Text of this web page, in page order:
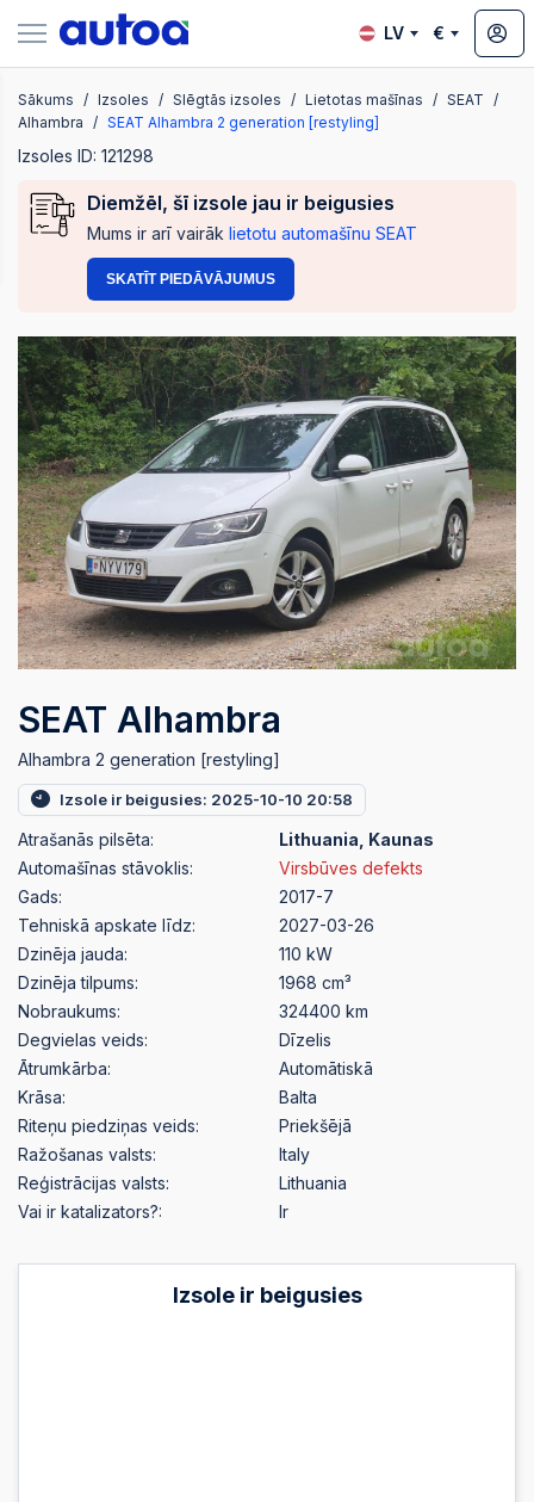
LV €
Sākums Izsoles Slēgtās izsoles Lietotas mašīnas
SEAT
Alhambra
SEAT Alhambra 2 generation [restyling]
Izsoles ID: 121298
Diemžēl, šī izsole jau ir beigusies
Mums ir arī vairāk lietotu automašīnu SEAT
SKATĪT PIEDĀVĀJUMUS
SEAT Alhambra
Alhambra 2 generation [restyling]
Izsole ir beigusies: 2025-10-10 20:58
Atrašanās pilsēta:
Lithuania, Kaunas
Automašīnas stāvoklis:
Virsbūves defekts
Gads:
2017-7
Tehniskā apskate līdz:
2027-03-26
Dzinēja jauda:
110 kW
Dzinēja tilpums:
1968 cm³
Nobraukums:
324400 km
Degvielas veids:
Dīzelis
Ātrumkārba:
Automātiskā
Krāsa:
Balta
Riteņu piedziņas veids:
Priekšējā
Ražošanas valsts:
Italy
Reģistrācijas valsts:
Lithuania
Vai ir katalizators?:
Ir
Izsole ir beigusies